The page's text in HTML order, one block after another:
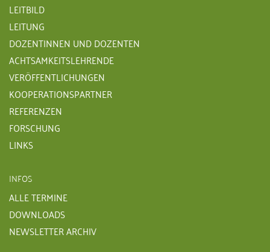
LEITBILD
LEITUNG
DOZENTINNEN UND DOZENTEN
ACHTSAMKEITSLEHRENDE
VERÖFFENTLICHUNGEN
KOOPERATIONSPARTNER
REFERENZEN
FORSCHUNG
LINKS
INFOS
ALLE TERMINE
DOWNLOADS
NEWSLETTER ARCHIV